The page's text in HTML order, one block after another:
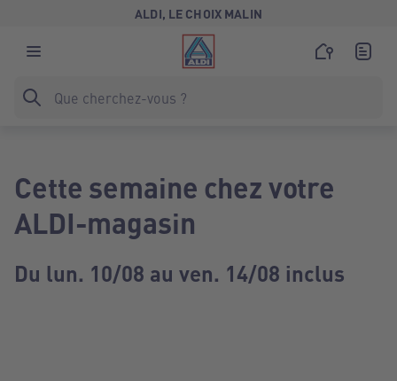
ALDI, LE CHOIX MALIN
Cette semaine chez votre
ALDI-magasin
Du lun. 10/08 au ven. 14/08 inclus